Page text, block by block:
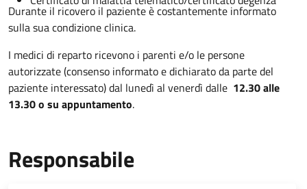
Durante il ricovero il paziente è costantemente informato
sulla sua condizione clinica.
I medici di reparto ricevono i parenti e/o le persone
autorizzate (consenso informato e dichiarato da parte del
paziente interessato) dal lunedì al venerdì dalle 12.30 alle
13.30 o su appuntamento.
Responsabile